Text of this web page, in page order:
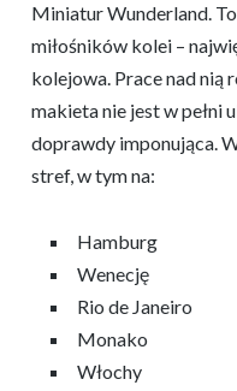
Miniatur Wunderland.
miłośników kolei –
kolejowa. Prace nad nią
makieta nie jest w pełni
doprawdy imponująca.
stref, w tym na:
Hamburg
Wenecję
Rio de Janeiro
Monako
Włochy